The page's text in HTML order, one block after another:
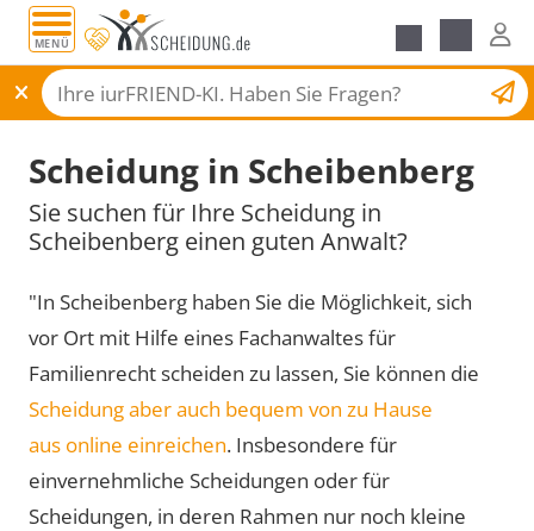
MENÜ
Scheidungsantrag
Scheidung in Scheibenberg
Sie suchen für Ihre Scheidung in
Scheibenberg einen guten Anwalt?
"In Scheibenberg haben Sie die Möglichkeit, sich
vor Ort mit Hilfe eines Fachanwaltes für
Familienrecht scheiden zu lassen, Sie können die
Scheidung aber auch bequem von zu Hause
aus online einreichen. Insbesondere für
einvernehmliche Scheidungen oder für
Scheidungen, in deren Rahmen nur noch kleine